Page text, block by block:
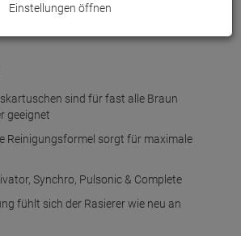
sind für fast alle Braun
geeignet
Reinigungsformel sorgt für maximale
Synchro, Pulsonic & Complete
fühlt sich der Rasierer wie neu an
Einstellungen öffnen